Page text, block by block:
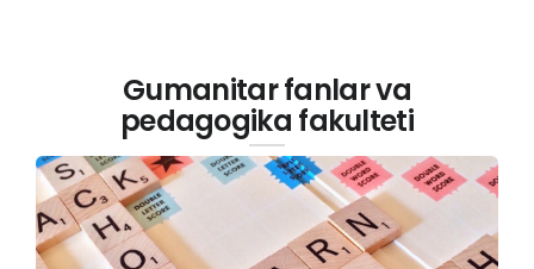
Gumanitar fanlar va
pedagogika fakulteti